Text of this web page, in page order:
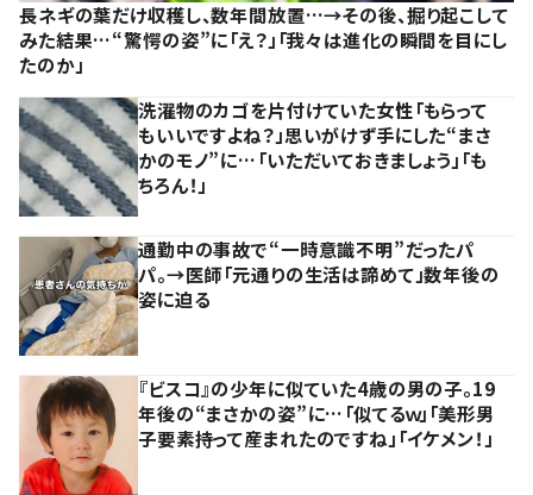
長ネギの葉だけ収穫し、数年間放置…→その後、掘り起こして
みた結果…“驚愕の姿”に「え？」「我々は進化の瞬間を目にし
たのか」
洗濯物のカゴを片付けていた女性「もらって
もいいですよね？」思いがけず手にした“まさ
かのモノ”に…「いただいておきましょう」「も
ちろん！」
通勤中の事故で“一時意識不明”だったパ
パ。→医師「元通りの生活は諦めて」数年後の
姿に迫る
『ビスコ』の少年に似ていた4歳の男の子。19
年後の“まさかの姿”に…「似てるｗ」「美形男
子要素持って産まれたのですね」「イケメン！」